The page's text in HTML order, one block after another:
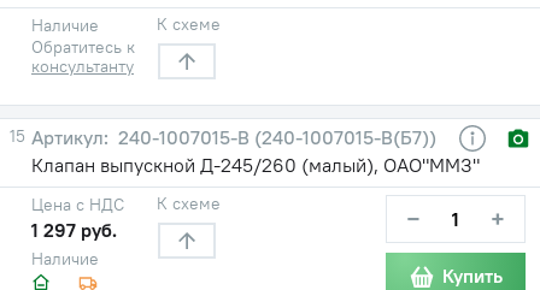
Наличие
Обратитесь к
консультанту
К схеме
15
240-1007015-В (240-1007015-В(Б7))
Клапан выпускной Д-245/260 (малый), ОАО"ММЗ"
Наличие
Цена с НДС
1 297 руб.
К схеме − +
Купить